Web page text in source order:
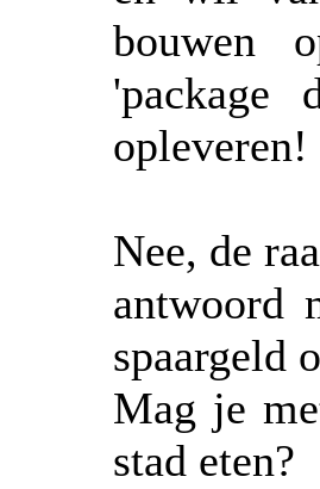
bouwen
'package
opleveren!
Nee, de
antwoord
spaargeld
Mag je
stad eten?